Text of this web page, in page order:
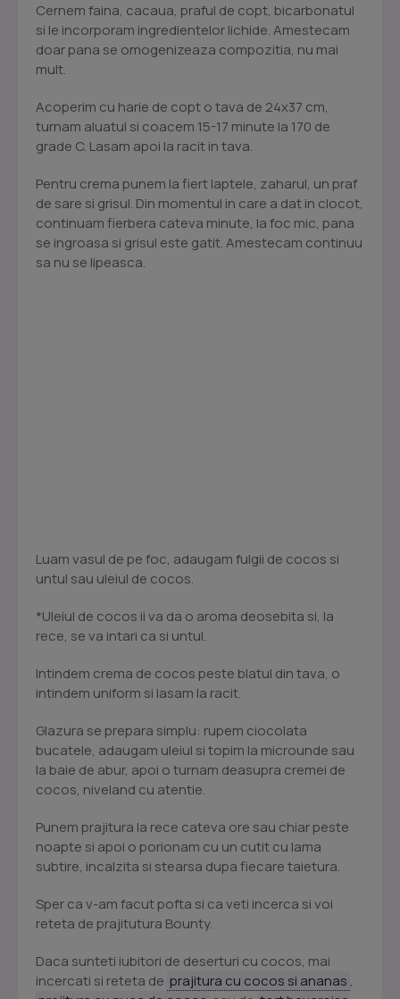
Cernem faina, cacaua, praful de copt, bicarbonatul
si le incorporam ingredientelor lichide. Amestecam
doar pana se omogenizeaza compozitia, nu mai
mult.
Acoperim cu harie de copt o tava de 24x37 cm,
turnam aluatul si coacem 15-17 minute la 170 de
grade C. Lasam apoi la racit in tava.
Pentru crema punem la fiert laptele, zaharul, un praf
de sare si grisul. Din momentul in care a dat in clocot,
continuam fierbera cateva minute, la foc mic, pana
se ingroasa si grisul este gatit. Amestecam continuu
sa nu se lipeasca.
Luam vasul de pe foc, adaugam fulgii de cocos si
untul sau uleiul de cocos.
*Uleiul de cocos ii va da o aroma deosebita si, la
rece, se va intari ca si untul.
Intindem crema de cocos peste blatul din tava, o
intindem uniform si lasam la racit.
Glazura se prepara simplu: rupem ciocolata
bucatele, adaugam uleiul si topim la microunde sau
la baie de abur, apoi o turnam deasupra cremei de
cocos, niveland cu atentie.
Punem prajitura la rece cateva ore sau chiar peste
noapte si apoi o porionam cu un cutit cu lama
subtire, incalzita si stearsa dupa fiecare taietura.
Sper ca v-am facut pofta si ca veti incerca si voi
reteta de prajitutura Bounty.
Daca sunteti iubitori de deserturi cu cocos, mai
incercati si reteta de prajitura cu cocos si ananas ,